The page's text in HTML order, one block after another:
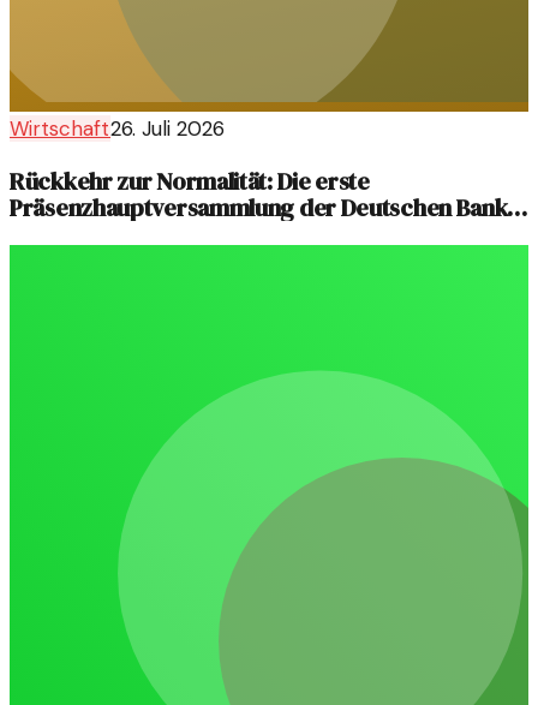
Wirtschaft26. Juli 2026
Rückkehr zur Normalität: Die erste
Präsenzhauptversammlung der Deutschen Bank